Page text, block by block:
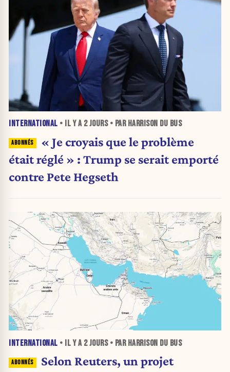
INTERNATIONAL • IL Y A 2 JOURS• PAR HARRISON DU BUS
« Je croyais que le problème
était réglé » : Trump se serait emporté
contre Pete Hegseth
INTERNATIONAL • IL Y A 2 JOURS• PAR HARRISON DU BUS
Selon Reuters, un projet